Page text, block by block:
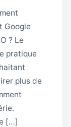
Google
? Le
pratique
plus de
[…]